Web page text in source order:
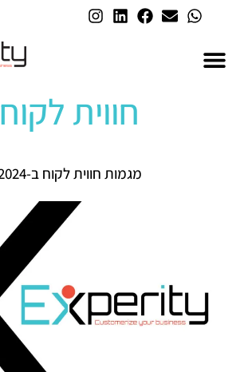
חווית לקוח
מגמות חווית לקוח ב-2024